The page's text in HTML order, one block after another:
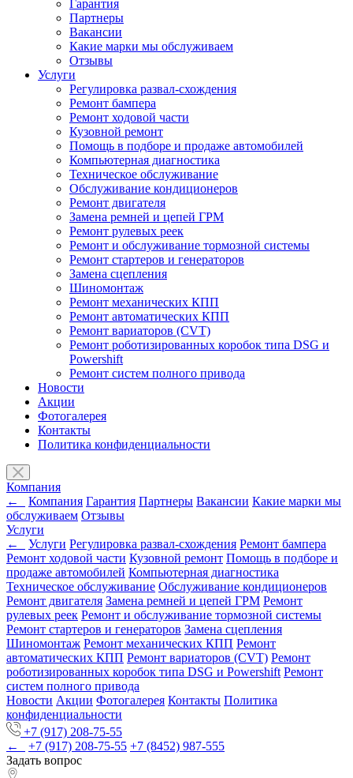
Гарантия
Партнеры
Вакансии
Какие марки мы обслуживаем
Отзывы
Услуги
Регулировка развал-схождения
Ремонт бампера
Ремонт ходовой части
Кузовной ремонт
Помощь в подборе и продаже автомобилей
Компьютерная диагностика
Техническое обслуживание
Обслуживание кондиционеров
Ремонт двигателя
Замена ремней и цепей ГРМ
Ремонт рулевых реек
Ремонт и обслуживание тормозной системы
Ремонт стартеров и генераторов
Замена сцепления
Шиномонтаж
Ремонт механических КПП
Ремонт автоматических КПП
Ремонт вариаторов (CVT)
Ремонт роботизированных коробок типа DSG и
Powershift
Ремонт систем полного привода
Новости
Акции
Фотогалерея
Контакты
Политика конфиденциальности
Компания
←
Компания Гарантия Партнеры Вакансии Какие марки мы
обслуживаем Отзывы
Услуги
←
Услуги Регулировка развал-схождения Ремонт бампера
Ремонт ходовой части Кузовной ремонт Помощь в подборе и
продаже автомобилей Компьютерная диагностика
Техническое обслуживание Обслуживание кондиционеров
Ремонт двигателя Замена ремней и цепей ГРМ Ремонт
рулевых реек Ремонт и обслуживание тормозной системы
Ремонт стартеров и генераторов Замена сцепления
Шиномонтаж Ремонт механических КПП Ремонт
автоматических КПП Ремонт вариаторов (CVT) Ремонт
роботизированных коробок типа DSG и Powershift Ремонт
систем полного привода
Новости Акции Фотогалерея Контакты Политика
конфиденциальности
+7 (917) 208-75-55
←
+7 (917) 208-75-55 +7 (8452) 987-555
Задать вопрос